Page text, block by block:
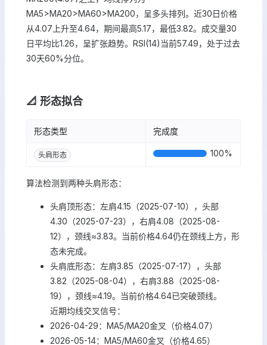
MA5>MA20>MA60>MA200，呈多头排列。近30日价格
从4.07上升至4.64，期间最高5.17，最低3.82。成交量30
日平均比1.26，呈扩张趋势。RSI(14)当前57.49，处于过去
30天60%分位。
📐 形态拟合
形态类型 完成度
头肩形态 100%
算法检测到两种头肩形态：
头肩顶形态：左肩4.15（2025-07-10），头部
4.30（2025-07-23），右肩4.08（2025-08-
12），颈线≈3.83。当前价格4.64仍在颈线上方，形
态未完成。
头肩底形态：左肩3.85（2025-07-17），头部
3.82（2025-08-04），右肩3.88（2025-08-
19），颈线≈4.19。当前价格4.64已突破颈线。
近期均线交叉信号：
2026-04-29：MA5/MA20金叉（价格4.07）
2026-05-14：MA5/MA60金叉（价格4.65）